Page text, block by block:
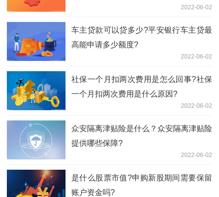
2022-06-02
车主贷款可以贷多少?平安银行车主贷最
高能申请多少额度?
2022-06-02
社保一个月扣两次费用是怎么回事?社保
一个月扣两次费用是什么原因?
2022-06-02
​众安隔离津贴险是什么？众安隔离津贴险
提供哪些保障?
2022-06-02
是什么股票市值?申购新股期间需要保留
账户资金吗?